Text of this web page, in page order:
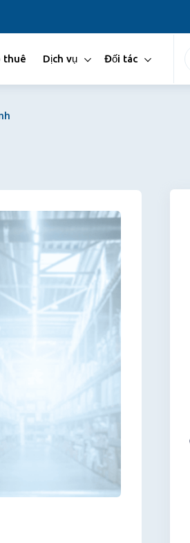
thuê Dịch vụ Đối tác